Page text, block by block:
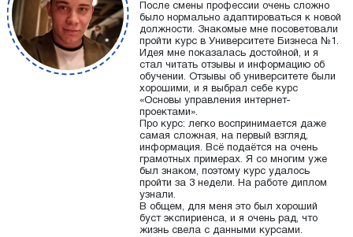
После смены профессии очень сложно
было нормально адаптироваться к новой
должности. Знакомые мне посоветовали
пройти курс в Университете Бизнеса №1.
Идея мне показалась достойной, и я
стал читать отзывы и информацию об
обучении. Отзывы об университете были
хорошими, и я выбрал себе курс
«Основы управления интернет-
проектами».
Про курс: легко воспринимается даже
самая сложная, на первый взгляд,
информация. Всё подаётся на очень
грамотных примерах. Я со многим уже
был знаком, поэтому курс удалось
пройти за 3 недели. На работе диплом
узнали.
В общем, для меня это был хороший
буст экспириенса, и я очень рад, что
жизнь свела с данными курсами.